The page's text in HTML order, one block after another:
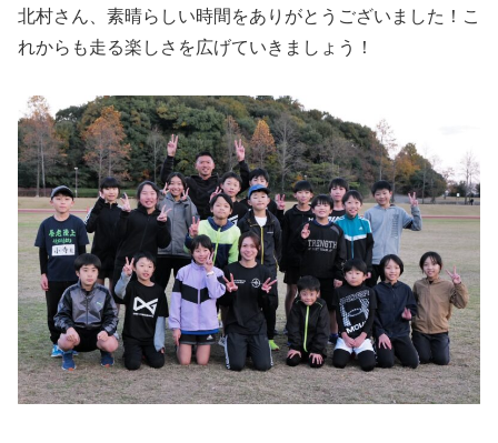
北村さん、素晴らしい時間をありがとうございました！こ
れからも走る楽しさを広げていきましょう！